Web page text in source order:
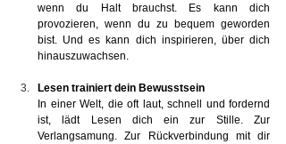
wenn du Halt brauchst. Es kann dich
provozieren, wenn du zu bequem geworden
bist. Und es kann dich inspirieren, über dich
hinauszuwachsen.
Lesen trainiert dein Bewusstsein
In einer Welt, die oft laut, schnell und fordernd
ist, lädt Lesen dich ein zur Stille. Zur
Verlangsamung. Zur Rückverbindung mit dir